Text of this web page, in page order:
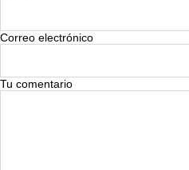
Correo electrónico
Tu comentario